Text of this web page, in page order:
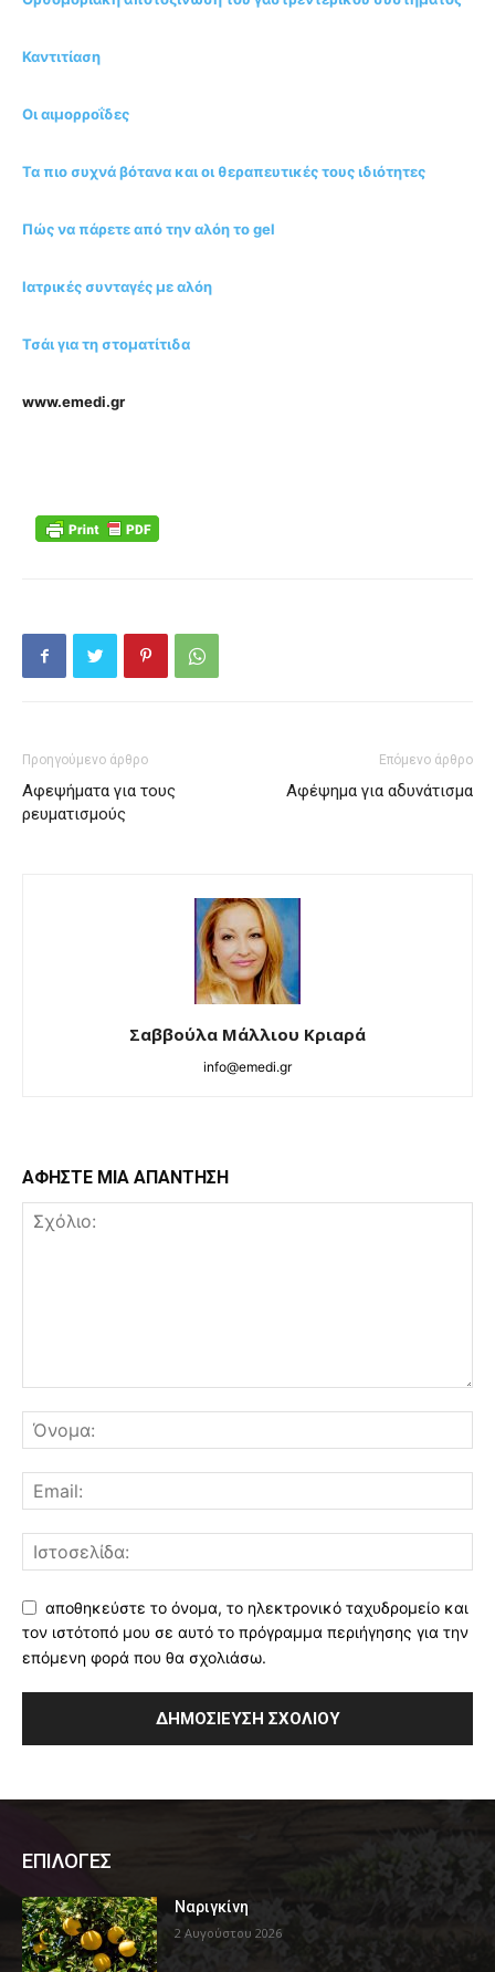
Καντιτίαση
Οι αιμορροΐδες
Τα πιο συχνά βότανα και οι θεραπευτικές τους ιδιότητες
Πώς να πάρετε από την αλόη το gel
Ιατρικές συνταγές με αλόη
Τσάι για τη στοματίτιδα
www.emedi.gr
Προηγούμενο άρθρο
Αφεψήματα για τους
ρευματισμούς
Επόμενο άρθρο
Αφέψημα για αδυνάτισμα
Σαββούλα Μάλλιου Κριαρά
info@emedi.gr
ΑΦΗΣΤΕ ΜΙΑ ΑΠΑΝΤΗΣΗ
αποθηκεύστε το όνομα, το ηλεκτρονικό ταχυδρομείο και
τον ιστότοπό μου σε αυτό το πρόγραμμα περιήγησης για την
επόμενη φορά που θα σχολιάσω.
ΕΠΙΛΟΓΕΣ
Ναριγκίνη
2 Αυγούστου 2026